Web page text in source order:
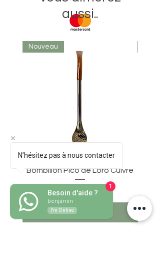
aussi..
Nouveau
Bombillon Pico de Loro Cuivre
Prix
30,50 €
Ajouter au panier
N’hésitez pas à nous contacter
Besoin d'aide ?
benjamin
I'm Online
1